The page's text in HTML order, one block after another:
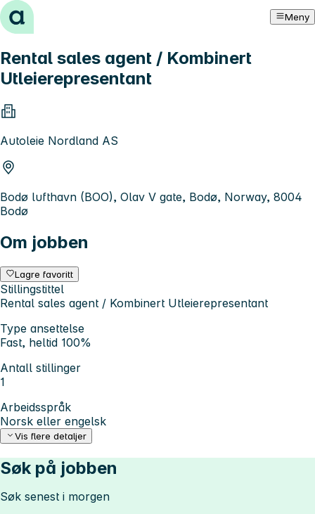
Hopp til innhold Meny
Rental sales agent / Kombinert
Utleierepresentant
Autoleie Nordland AS
Bodø lufthavn (BOO), Olav V gate, Bodø, Norway, 8004
Bodø
Om jobben
Lagre favoritt
Stillingstittel
Rental sales agent / Kombinert Utleierepresentant
Type ansettelse
Fast, heltid 100%
Antall stillinger
1
Arbeidsspråk
Norsk eller engelsk
Vis flere detaljer
Søk på jobben
Søk senest i morgen